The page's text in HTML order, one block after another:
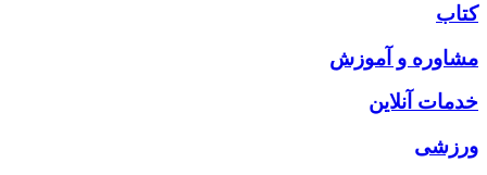
کتاب
مشاوره و آموزش
خدمات آنلاین
ورزشی